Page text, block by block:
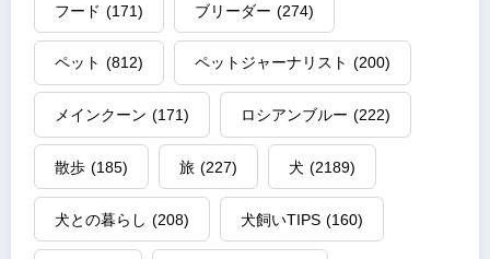
フード (171) ブリーダー (274)
ペット (812) ペットジャーナリスト (200)
メインクーン (171) ロシアンブルー (222)
散歩 (185) 旅 (227) 犬 (2189)
犬との暮らし (208) 犬飼いTIPS (160)